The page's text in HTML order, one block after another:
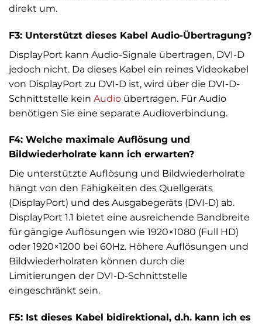
direkt um.
F3: Unterstützt dieses Kabel Audio-Übertragung?
DisplayPort kann Audio-Signale übertragen, DVI-D
jedoch nicht. Da dieses Kabel ein reines Videokabel
von DisplayPort zu DVI-D ist, wird über die DVI-D-
Schnittstelle kein Audio übertragen. Für Audio
benötigen Sie eine separate Audioverbindung.
F4: Welche maximale Auflösung und
Bildwiederholrate kann ich erwarten?
Die unterstützte Auflösung und Bildwiederholrate
hängt von den Fähigkeiten des Quellgeräts
(DisplayPort) und des Ausgabegeräts (DVI-D) ab.
DisplayPort 1.1 bietet eine ausreichende Bandbreite
für gängige Auflösungen wie 1920×1080 (Full HD)
oder 1920×1200 bei 60Hz. Höhere Auflösungen und
Bildwiederholraten können durch die
Limitierungen der DVI-D-Schnittstelle
eingeschränkt sein.
F5: Ist dieses Kabel bidirektional, d.h. kann ich es